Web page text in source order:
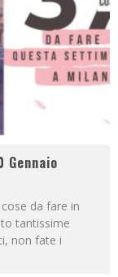
Gennaio
da fare in
tantissime
non fate i